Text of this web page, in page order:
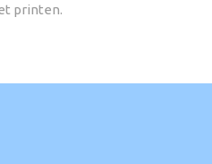
printen.